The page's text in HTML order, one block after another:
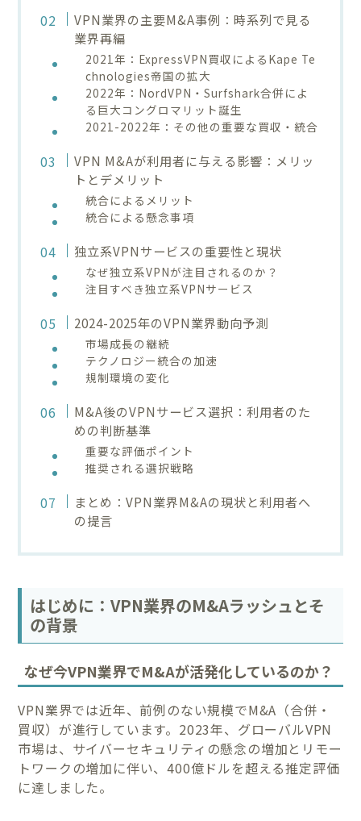
VPN業界の主要M&A事例：時系列で見る
業界再編
2021年：ExpressVPN買収によるKape Te
chnologies帝国の拡大
2022年：NordVPN・Surfshark合併によ
る巨大コングロマリット誕生
2021-2022年：その他の重要な買収・統合
VPN M&Aが利用者に与える影響：メリッ
トとデメリット
統合によるメリット
統合による懸念事項
独立系VPNサービスの重要性と現状
なぜ独立系VPNが注目されるのか？
注目すべき独立系VPNサービス
2024-2025年のVPN業界動向予測
市場成長の継続
テクノロジー統合の加速
規制環境の変化
M&A後のVPNサービス選択：利用者のた
めの判断基準
重要な評価ポイント
推奨される選択戦略
まとめ：VPN業界M&Aの現状と利用者へ
の提言
はじめに：VPN業界のM&Aラッシュとそ
の背景
なぜ今VPN業界でM&Aが活発化しているのか？
VPN業界では近年、前例のない規模でM&A（合併・
買収）が進行しています。2023年、グローバルVPN
市場は、サイバーセキュリティの懸念の増加とリモー
トワークの増加に伴い、400億ドルを超える推定評価
に達しました。